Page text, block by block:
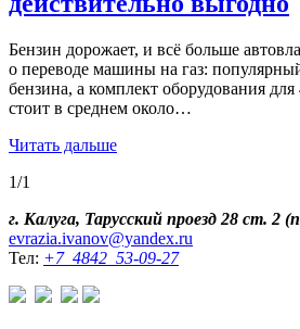
Бензин дорожает, и всё больше
о переводе машины на газ:
бензина, а комплект оборудования
стоит в среднем около…
Читать дальше
1/1
г. Калуга, Тарусский проезд 28 ст. 2
evrazia.ivanov@yandex.ru
Тел: +7 4842 53-09-27